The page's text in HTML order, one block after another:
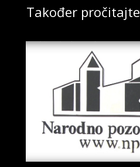
Također pročitajte